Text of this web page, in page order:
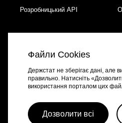
Розробницький API
Портал створено за підтримки
Файли Cookies
Держстат не зберігає дані, але
правильно. Натисніть
використання порталом цих
Дозволити всі